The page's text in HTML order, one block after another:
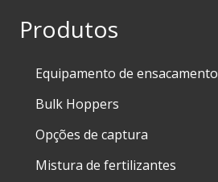
Produtos
Equipamento de ensacamento
Bulk Hoppers
Opções de captura
Mistura de fertilizantes